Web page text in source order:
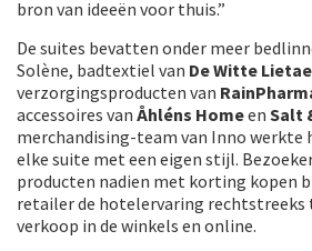
bron van ideeën voor thuis.”
De suites bevatten onder meer
Solène, badtextiel van De Witte
verzorgingsproducten van
accessoires van Åhléns Homeen Salt
merchandising-team van Inno werkte
elke suite met een eigen stijl.
producten nadien met korting kopen
retailer de hotelervaring rechtstreeks
verkoop in de winkels en online.